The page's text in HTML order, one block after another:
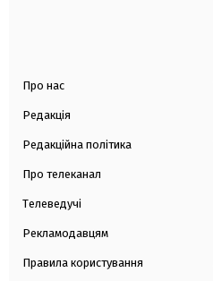
Про нас
Редакція
Редакційна політика
Про телеканал
Телеведучі
Рекламодавцям
Правила користування